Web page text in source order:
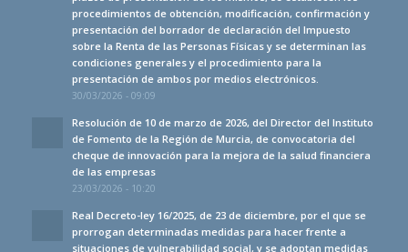
procedimientos de obtención, modificación, confirmación y
presentación del borrador de declaración del Impuesto
sobre la Renta de las Personas Físicas y se determinan las
condiciones generales y el procedimiento para la
presentación de ambos por medios electrónicos.
30/03/2026 - 09:09
Resolución de 10 de marzo de 2026, del Director del Instituto
de Fomento de la Región de Murcia, de convocatoria del
cheque de innovación para la mejora de la salud financiera
de las empresas
23/03/2026 - 10:20
Real Decreto-ley 16/2025, de 23 de diciembre, por el que se
prorrogan determinadas medidas para hacer frente a
situaciones de vulnerabilidad social, y se adoptan medidas